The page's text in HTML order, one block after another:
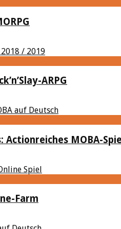
ARPG
Actionreiches MOBA-
Farm